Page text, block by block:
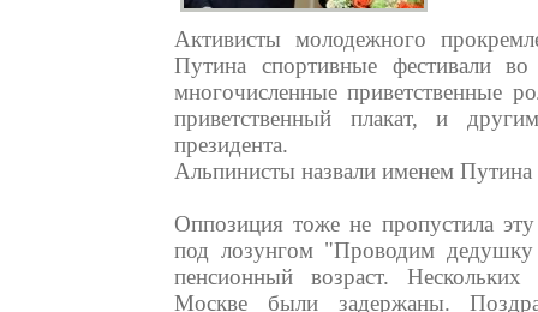
Активисты молодежного
Путина спортивные фестивали
многочисленные приветственные
приветственный плакат, и
президента.
Альпинисты назвали именем
Оппозиция тоже не пропустила
под лозунгом "Проводим
пенсионный возраст.
Москве были задержаны.